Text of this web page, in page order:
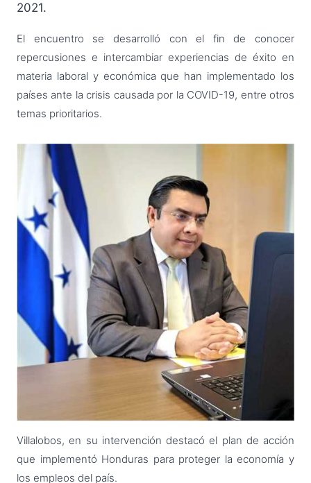
2021.
El encuentro se desarrolló con el fin de conocer
repercusiones e intercambiar experiencias de éxito en
materia laboral y económica que han implementado los
países ante la crisis causada por la COVID-19, entre otros
temas prioritarios.
Villalobos, en su intervención destacó el plan de acción
que implementó Honduras para proteger la economía y
los empleos del país.